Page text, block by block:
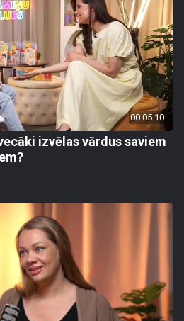
00:05:10
izvēlas vārdus saviem